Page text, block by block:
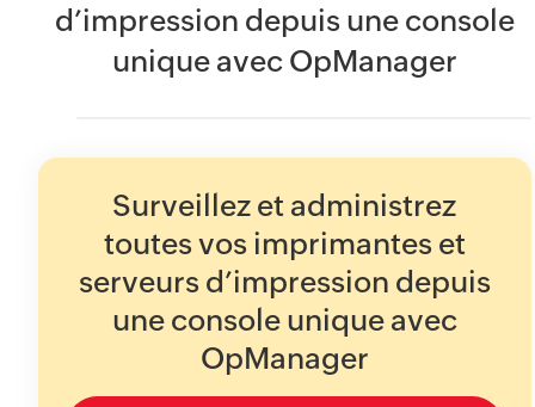
d’impression depuis une console
unique avec OpManager
Surveillez et administrez
toutes vos imprimantes et
serveurs d’impression depuis
une console unique avec
OpManager